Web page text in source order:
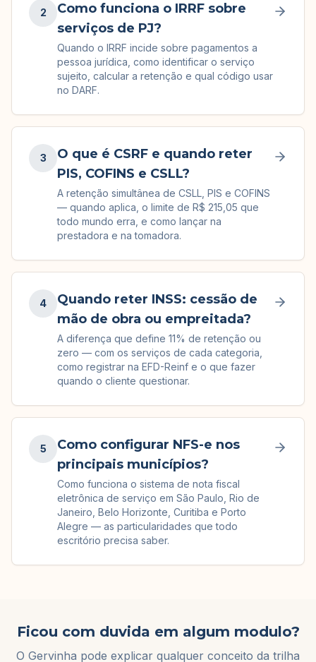
2
Como funciona o IRRF sobre
serviços de PJ?
Quando o IRRF incide sobre pagamentos a
pessoa jurídica, como identificar o serviço
sujeito, calcular a retenção e qual código usar
no DARF.
3
O que é CSRF e quando reter
PIS, COFINS e CSLL?
A retenção simultânea de CSLL, PIS e COFINS
— quando aplica, o limite de R$ 215,05 que
todo mundo erra, e como lançar na
prestadora e na tomadora.
4
Quando reter INSS: cessão de
mão de obra ou empreitada?
A diferença que define 11% de retenção ou
zero — com os serviços de cada categoria,
como registrar na EFD-Reinf e o que fazer
quando o cliente questionar.
5
Como configurar NFS-e nos
principais municípios?
Como funciona o sistema de nota fiscal
eletrônica de serviço em São Paulo, Rio de
Janeiro, Belo Horizonte, Curitiba e Porto
Alegre — as particularidades que todo
escritório precisa saber.
Ficou com duvida em algum modulo?
O Gervinha pode explicar qualquer conceito da trilha